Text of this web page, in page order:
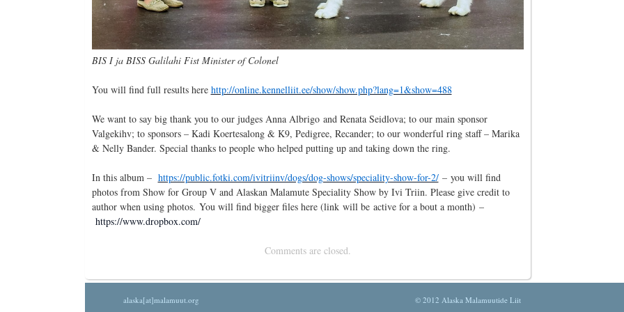
BIS I ja BISS Galilahi Fist Minister of Colonel
You will find full results here http://online.kennelliit.ee/show/show.php?lang=1&show=488
We want to say big thank you to our judges Anna Albrigo and Renata Seidlova; to our main sponsor
Valgekihv; to sponsors – Kadi Koertesalong & K9, Pedigree, Recander; to our wonderful ring staff – Marika
& Nelly Bander. Special thanks to people who helped putting up and taking down the ring.
In this album – https://public.fotki.com/ivitriinv/dogs/dog-shows/speciality-show-for-2/– you will find
photos from Show for Group V and Alaskan Malamute Speciality Show by Ivi Triin. Please give credit to
author when using photos. You will find bigger files here (link will be active for a bout a month) –
https://www.dropbox.com/
Comments are closed.
alaska[at]malamuut.org © 2012 Alaska Malamuutide Liit